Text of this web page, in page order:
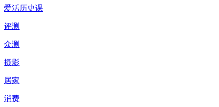
爱活历史课
评测
众测
摄影
居家
消费